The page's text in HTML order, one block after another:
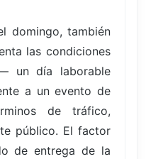
domingo, también
las condiciones
un día laborable
a un evento de
de tráfico,
público. El factor
de entrega de la